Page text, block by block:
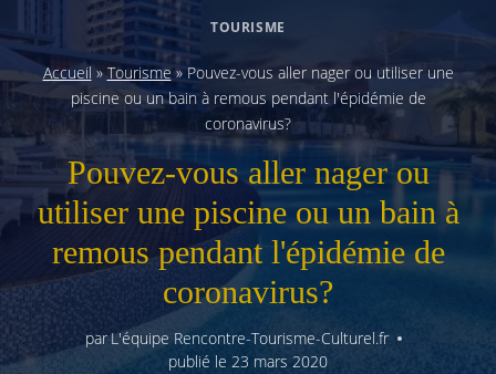
TOURISME
Accueil »Tourisme » Pouvez-vous aller nager ou utiliser une
piscine ou un bain à remous pendant l'épidémie de
coronavirus?
Pouvez-vous aller nager ou
utiliser une piscine ou un bain à
remous pendant l'épidémie de
coronavirus?
parL'équipe Rencontre-Tourisme-Culturel.fr
publié le 23 mars 2020